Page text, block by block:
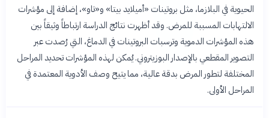
الحيوية في البلازما، مثل بروتينات «أميلايد بيتا» و«تاو»، إضافة إلى مؤشرات
الالتهابات المسببة للمرض. وقد أظهرت نتائج الدراسة ارتباطاً وثيقاً بين
هذه المؤشرات الدموية وترسبات البروتينات في الدماغ، التي رُصدت عبر
التصوير المقطعي بالإصدار البوزيتروني. يُمكن لهذه المؤشرات تحديد المراحل
المختلفة لتطور المرض بدقة عالية، مما يتيح وصف الأدوية المعتمدة في
المراحل الأولى.